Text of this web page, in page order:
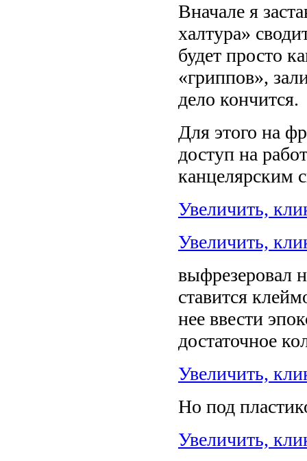
Вначале я
халтура»
будет просто
«гриппов»,
дело кончится.
Для этого на
доступ на
канцелярским
Увеличить,
Увеличить,
выфрезеровал
ставится
нее ввести
достаточное
Увеличить,
Но под
Увеличить,